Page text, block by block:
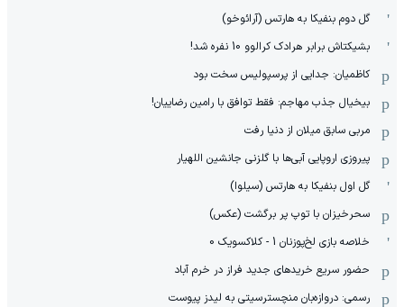
گل دوم بنفیکا به هارتس (آرائوخو)
بشیکتاش برابر هرادک کرالوو 10 نفره شد!
کاظمیان: جدایی از پرسپولیس سخت بود
بیخیال جذب مهاجم: فقط توافق با رامین رضاییان!
مربی سابق میلان از دنیا رفت
پیروزی اروپایی آبی‌ها با گلزنی جانشین اللهیار
گل اول بنفیکا به هارتس (سیلوا)
سحرخیزان با توپ پر برگشت (عکس)
خلاصه بازی لخ‌پوزنان 1 - کلاکسویک 0
حضور سریع خریدهای جدید فراز در خرم آباد
رسمی: دروازه‌بان منچسترسیتی به لیدز پیوست